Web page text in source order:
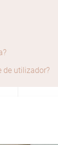
de utilizador?